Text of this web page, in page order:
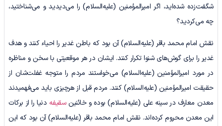
شگفت‌زده شده‌اید، اگر امیرالمؤمنین (علیه‌السلام) را می‌دیدید و می‌شناختید،
چه می‌کردید؟
نقش امام محمد باقر (علیه‌السلام) آن بود که باطن غدیر را احیاء کنند و هدف
غدیر را برای گوش‌های شنوا تکرار کنند. ایشان در هر موقعیتی با سخن و مناظره
در مورد امیرالمؤمنین (علیه‌السلام) می‌خواستند مردم را متوجه غفلت‌شان از
حقیقت امیرالمؤمنین (علیه‌السلام) کنند. مردم قبل از هرچیزی باید می‌فهمیدند
معدن معارف در سینه علی (علیه‌السلام) بوده و خائنینسقیفه دنیا را از برکات
این معدن محروم کرده‌اند. نقش امام محمد باقر (علیه‌السلام) آن بود که این